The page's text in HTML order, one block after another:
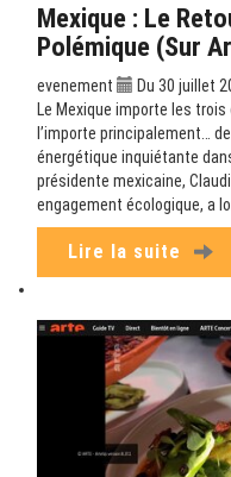
Mexique : Le
Polémique (sur
evenement
Du 30 juillet
Le Mexique importe les
l’importe principalement…
énergétique inquiétante
présidente mexicaine,
engagement écologique, a
Lire la suite